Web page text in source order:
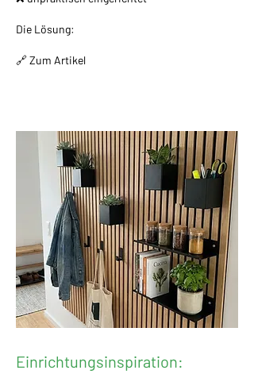
Die Lösung:
🔗 Zum Artikel
Einrichtungsinspiration: